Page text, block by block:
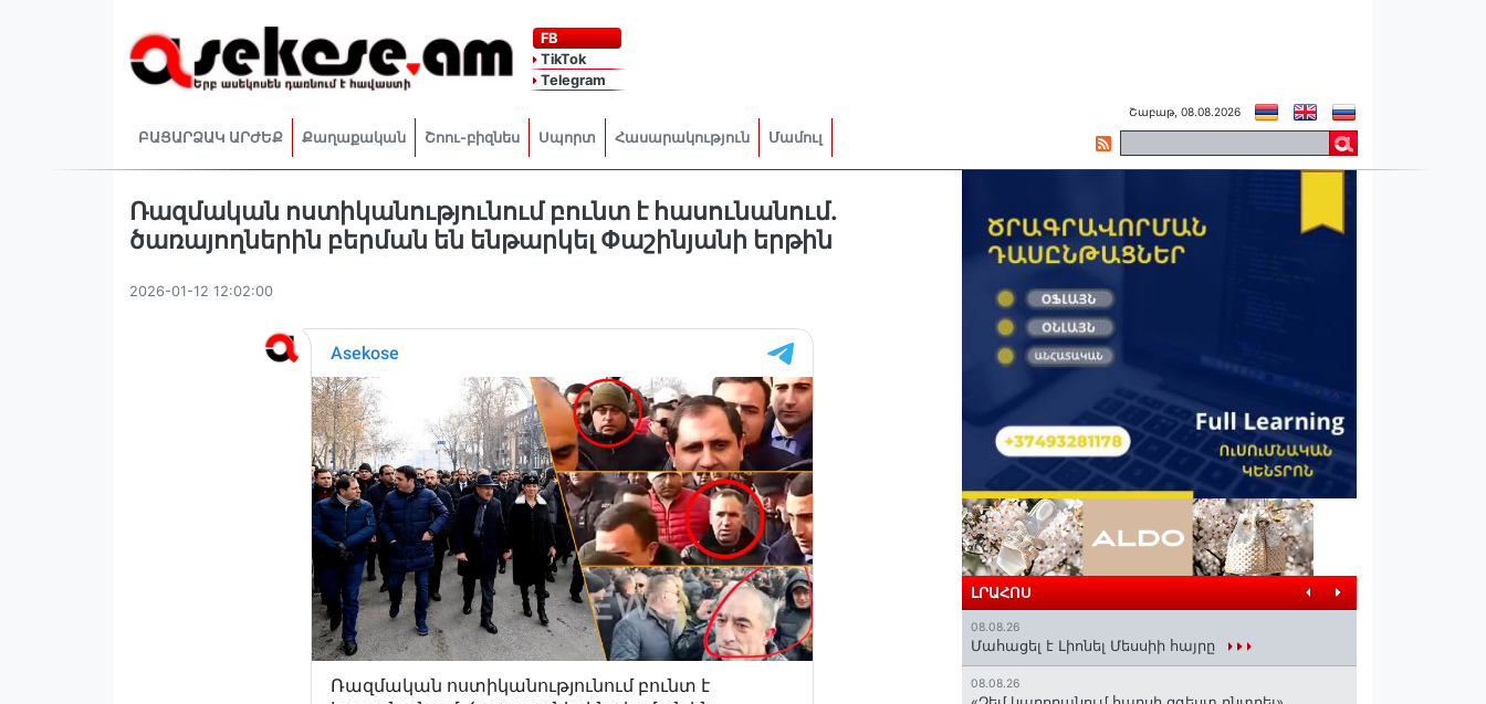
FB
TikTok
Telegram
ԲԱՑԱՐՁԱԿ ԱՐԺԵՔ Քաղաքական Շոու-բիզնես Սպորտ Հասարակություն Մամուլ
Շաբաթ, 08.08.2026
Ռազմական ոստիկանությունում բունտ է հասունանում․
ծառայողներին բերման են ենթարկել Փաշինյանի երթին
2026-01-12 12:02:00
ԼՐԱՀՈՍ
08.08.26
Մահացել է Լիոնել Մեսսիի հայրը
08.08.26